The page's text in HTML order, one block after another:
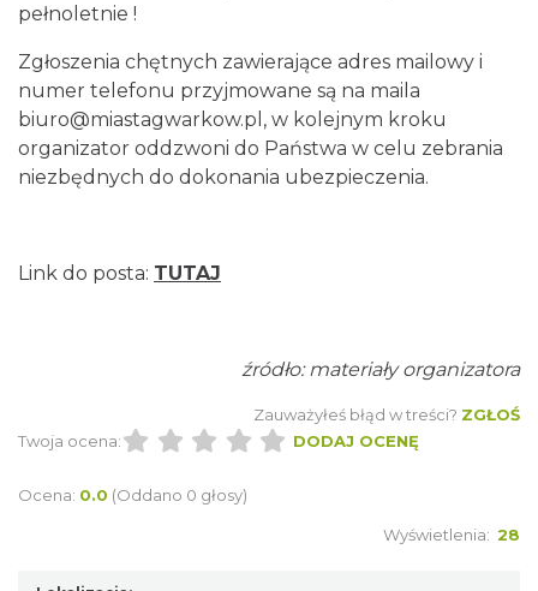
17th WORLD BRIDGE SERIES – Katowice
2026
Katowice
2026-08-20
19.62 km
LORD OF THE DANCE - 30th Anniversary
Katowice
pełnoletnie !
Zgłoszenia chętnych zawierające adres mailowy i
numer telefonu przyjmowane są na maila
biuro@miastagwarkow.pl , w kolejnym kroku
organizator oddzwoni do Państwa w celu zebrania
niezbędnych do dokonania ubezpieczenia.
Link do posta: TUTAJ
źródło: materiały organizatora
Zauważyłeś błąd w treści? ZGŁOŚ
Twoja ocena:
DODAJ OCENĘ
Ocena: 0.0 (Oddano 0 głosy)
Wyświetlenia: 28